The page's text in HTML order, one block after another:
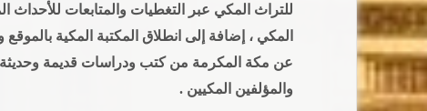
للتراث المكي عبر التغطيات والمتابعات للأحداث
المكي ، إضافة إلى انطلاق المكتبة المكية
عن مكة المكرمة من كتب ودراسات قديمة وحديثة
والمؤلفين المكيين .